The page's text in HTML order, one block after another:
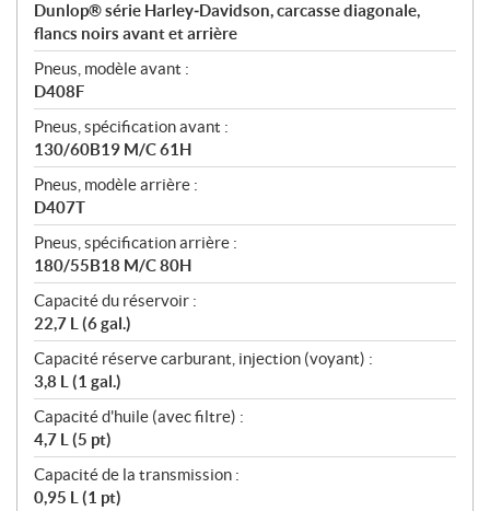
Dunlop® série Harley‑Davidson, carcasse diagonale,
flancs noirs avant et arrière
Pneus, modèle avant :
D408F
Pneus, spécification avant :
130/60B19 M/C 61H
Pneus, modèle arrière :
D407T
Pneus, spécification arrière :
180/55B18 M/C 80H
Capacité du réservoir :
22,7 L (6 gal.)
Capacité réserve carburant, injection (voyant) :
3,8 L (1 gal.)
Capacité d'huile (avec filtre) :
4,7 L (5 pt)
Capacité de la transmission :
0,95 L (1 pt)